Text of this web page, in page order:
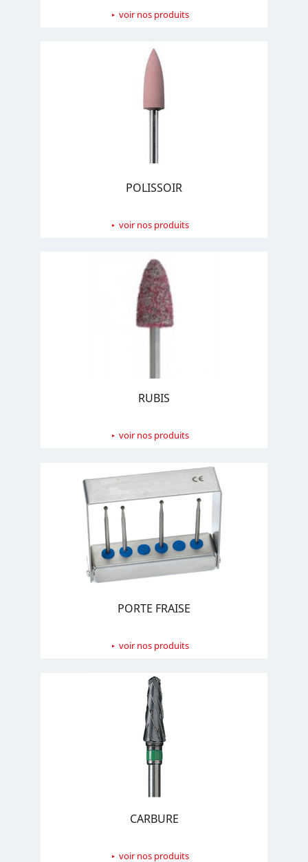
voir nos produits
POLISSOIR
voir nos produits
RUBIS
voir nos produits
PORTE FRAISE
voir nos produits
CARBURE
voir nos produits